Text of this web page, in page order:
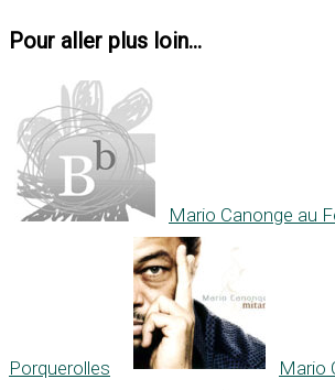
Pour aller plus loin...
Mario Canonge au
Porquerolles Mario